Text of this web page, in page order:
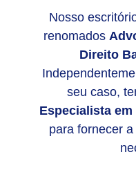
Nosso
renomados
Direito
seu caso,
Especialista
para fornecer